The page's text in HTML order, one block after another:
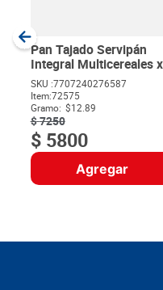
Pan Tajado Servipán
Integral Multicereales x
450 g
SKU :7707240276587
Item:72575
Gramo: $12.89
$7250
$ 5800
Agregar